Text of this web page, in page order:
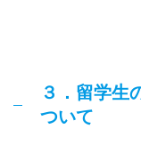
３．留学生
ついて